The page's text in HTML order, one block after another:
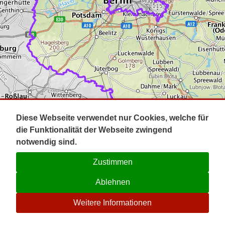
Impressum
Kontakt
☉
Diese Webseite verwendet nur Cookies, welche für
die Funktionalität der Webseite zwingend
notwendig sind.
Zustimmen
Ablehnen
Weitere Informationen